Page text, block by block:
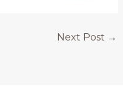
Next Post →